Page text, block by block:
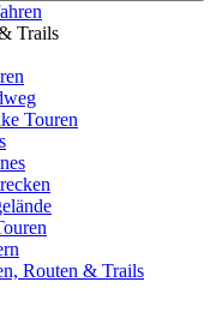
Trails
Touren
Routen & Trails